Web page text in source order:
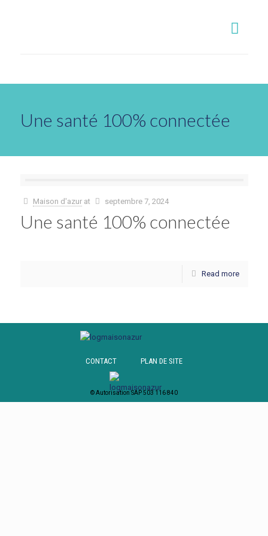
Une santé 100% connectée
Maison d'azur at septembre 7, 2024
Une santé 100% connectée
Read more
CONTACT PLAN DE SITE
© Autorisation SAP 503 116 840